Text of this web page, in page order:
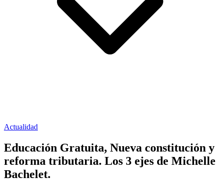
Actualidad
Educación Gratuita, Nueva constitución y
reforma tributaria. Los 3 ejes de Michelle
Bachelet.